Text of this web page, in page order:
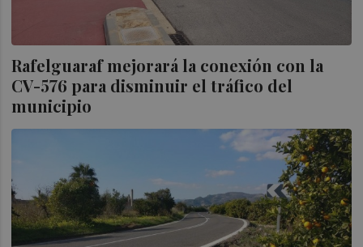
Rafelguaraf mejorará la conexión con la
CV-576 para disminuir el tráfico del
municipio